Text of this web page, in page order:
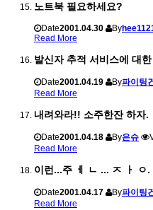
노트북 필요하세요?
Date2001.04.30 By
Read More
발신자 추적 서비스에 대
Date2001.04.19 By파이팅
Read More
내려와라!! 소주한잔 하자.
Date2001.04.18 By은슈
Read More
이런...주 ㅔ ㄴ ... ㅈ ㅏ ㅇ.
Date2001.04.17 By파이팅
Read More